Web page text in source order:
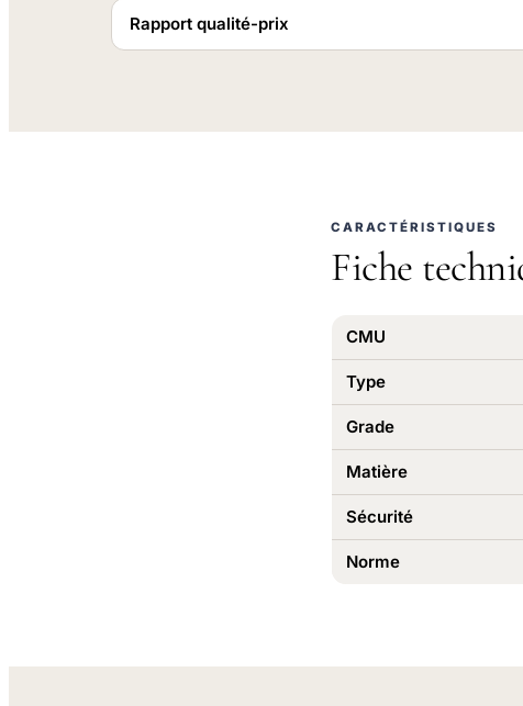
Rapport qualité-prix
CARACTÉRISTIQUES
Fiche
CMU
Type
Grade
Matière
Sécurité
Norme